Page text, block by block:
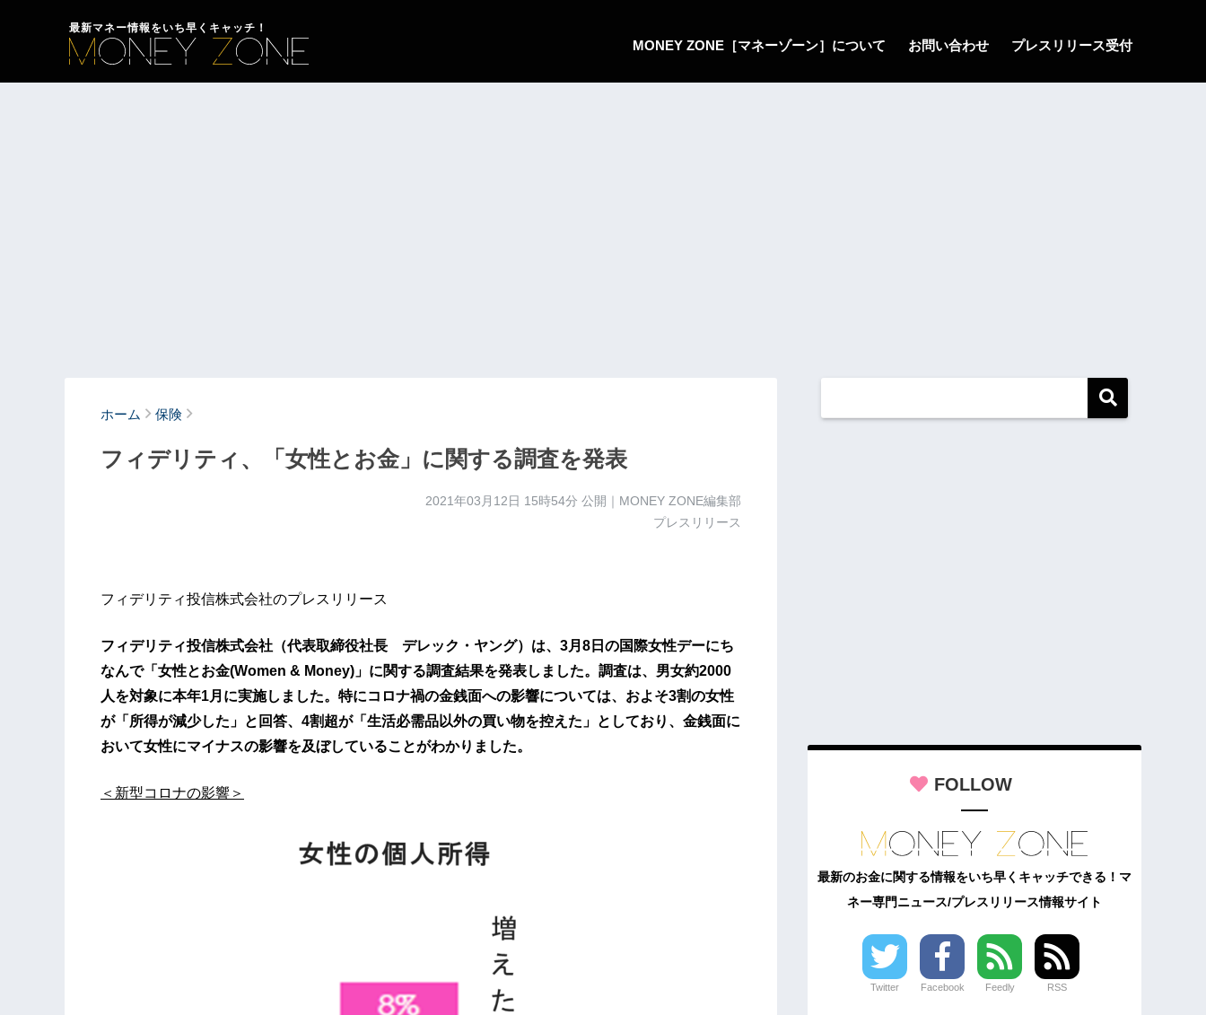
最新マネー情報をいち早くキャッチ！
MONEY ZONE［マネーゾーン］について お問い合わせ プレスリリース受付
ホーム 保険
フィデリティ、「女性とお金」に関する調査を発表
2021年03月12日 15時54分 公開｜MONEY ZONE編集部
プレスリリース
フィデリティ投信株式会社のプレスリリース
フィデリティ投信株式会社（代表取締役社長 デレック・ヤング）は、3月8日の国際女性デーにち
なんで「女性とお金(Women & Money)」に関する調査結果を発表しました。調査は、男女約2000
人を対象に本年1月に実施しました。特にコロナ禍の金銭面への影響については、およそ3割の女性
が「所得が減少した」と回答、4割超が「生活必需品以外の買い物を控えた」としており、金銭面に
おいて女性にマイナスの影響を及ぼしていることがわかりました。
＜新型コロナの影響＞ FOLLOW
最新のお金に関する情報をいち早くキャッチできる！マ
ネー専門ニュース/プレスリリース情報サイト
Twitter Facebook Feedly RSS